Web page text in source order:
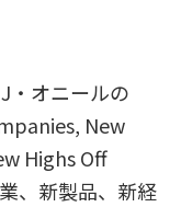
・オニールの
New
Highs Off
、新製品、新経